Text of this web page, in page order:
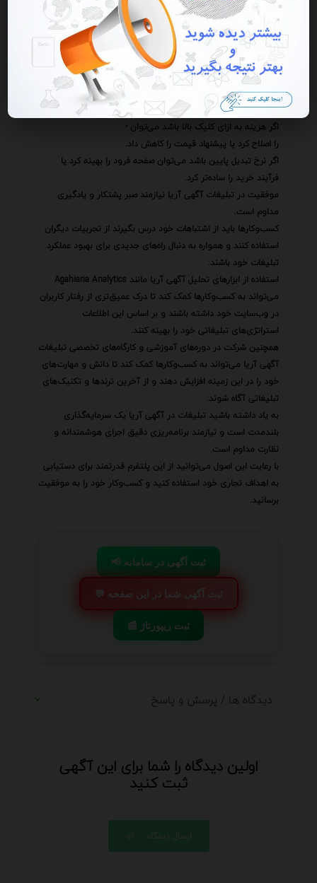
روی تبلیغ چه میزان هزینه پرداخت می‌کند.
نرخ تبدیل نشان می‌دهد که چند درصد از افرادی که روی تبلیغ
کلیک کرده‌اند به مشتری تبدیل شده‌اند.
با بررسی این معیارها می‌توان نقاط قوت و ضعف تبلیغات را
شناسایی کرده و تغییرات لازم را برای بهبود عملکرد اعمال کرد.
به عنوان مثال اگر نرخ کلیک پایین باشد می‌توان عنوان یا
توضیحات آگهی را تغییر داد.
اگر هزینه به ازای کلیک بالا باشد می‌توان -
را اصلاح کرد یا پیشنهاد قیمت را کاهش داد.
اگر نرخ تبدیل پایین باشد می‌توان صفحه فرود را بهینه کرد یا
فرآیند خرید را ساده‌تر کرد.
موفقیت در تبلیغات آگهی آریا نیازمند صبر پشتکار و یادگیری
مداوم است.
کسب‌وکارها باید از اشتباهات خود درس بگیرند از تجربیات دیگران
استفاده کنند و همواره به دنبال راه‌های جدیدی برای بهبود عملکرد
تبلیغات خود باشند.
استفاده از ابزارهای تحلیل آگهی آریا مانند Agahiaria Analytics
می‌تواند به کسب‌وکارها کمک کند تا درک عمیق‌تری از رفتار کاربران
در وب‌سایت خود داشته باشند و بر اساس این اطلاعات
استراتژی‌های تبلیغاتی خود را بهینه کنند.
همچنین شرکت در دوره‌های آموزشی و کارگاه‌های تخصصی تبلیغات
آگهی آریا می‌تواند به کسب‌وکارها کمک کند تا دانش و مهارت‌های
خود را در این زمینه افزایش دهند و از آخرین ترندها و تکنیک‌های
تبلیغاتی آگاه شوند.
به یاد داشته باشید تبلیغات در آگهی آریا یک سرمایه‌گذاری
بلندمدت است و نیازمند برنامه‌ریزی دقیق اجرای هوشمندانه و
نظارت مداوم است.
با رعایت این اصول می‌توانید از این پلتفرم قدرتمند برای دستیابی
به اهداف تجاری خود استفاده کنید و کسب‌وکار خود را به موفقیت
برسانید.
📢 ثبت آگهی در سامانه
💬 ثبت آگهی شما در این صفحه
📰 ثبت ریپورتاژ
دیدگاه ها / پرسش و پاسخ
اولین دیدگاه را شما برای این آگهی
ثبت کنید
ارسال دیدگاه